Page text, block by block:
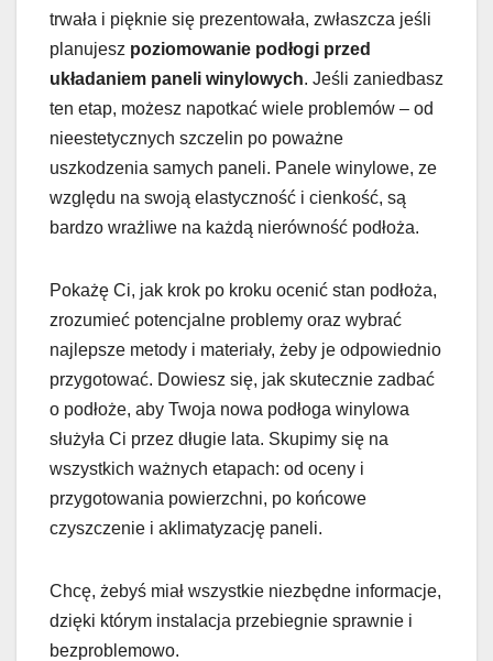
trwała i pięknie się prezentowała, zwłaszcza jeśli
planujesz poziomowanie podłogi przed
układaniem paneli winylowych. Jeśli zaniedbasz
ten etap, możesz napotkać wiele problemów – od
nieestetycznych szczelin po poważne
uszkodzenia samych paneli. Panele winylowe, ze
względu na swoją elastyczność i cienkość, są
bardzo wrażliwe na każdą nierówność podłoża.
Pokażę Ci, jak krok po kroku ocenić stan podłoża,
zrozumieć potencjalne problemy oraz wybrać
najlepsze metody i materiały, żeby je odpowiednio
przygotować. Dowiesz się, jak skutecznie zadbać
o podłoże, aby Twoja nowa podłoga winylowa
służyła Ci przez długie lata. Skupimy się na
wszystkich ważnych etapach: od oceny i
przygotowania powierzchni, po końcowe
czyszczenie i aklimatyzację paneli.
Chcę, żebyś miał wszystkie niezbędne informacje,
dzięki którym instalacja przebiegnie sprawnie i
bezproblemowo.